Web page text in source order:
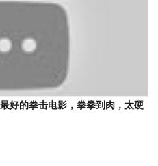
好的拳击电影，拳拳到肉，太硬